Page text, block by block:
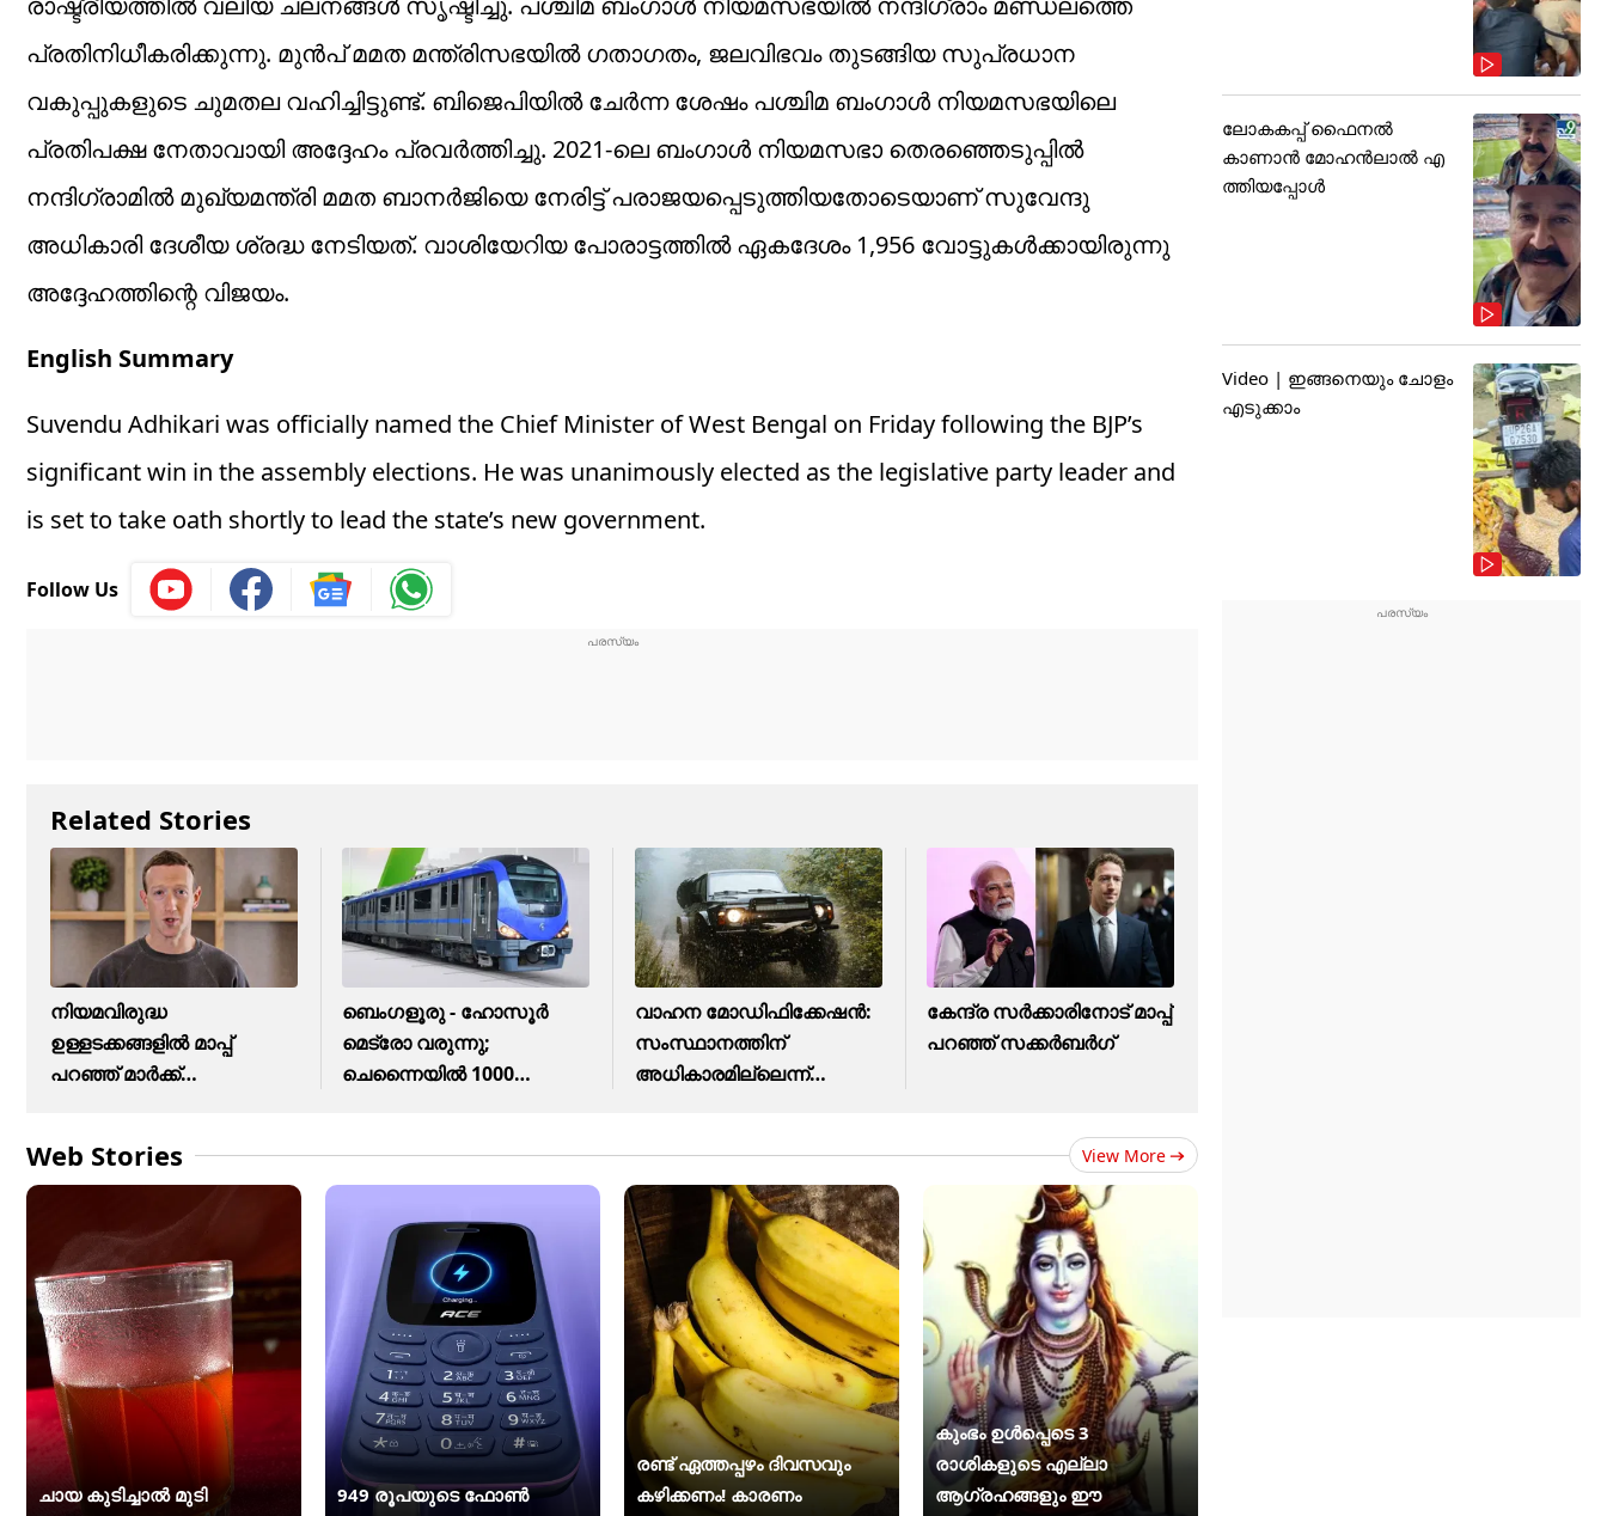
പ്രതിനിധീകരിക്കുന്നു. മുൻപ് മമത മന്ത്രിസഭയിൽ ഗതാഗതം, ജലവിഭവം തുടങ്ങിയ സുപ്രധാന
വകുപ്പുകളുടെ ചുമതല വഹിച്ചിട്ടുണ്ട്. ബിജെപിയിൽ ചേർന്ന ശേഷം പശ്ചിമ ബംഗാൾ നിയമസഭയിലെ
പ്രതിപക്ഷ നേതാവായി അദ്ദേഹം പ്രവർത്തിച്ചു. 2021-ലെ ബംഗാൾ നിയമസഭാ തെരഞ്ഞെടുപ്പിൽ
നന്ദിഗ്രാമിൽ മുഖ്യമന്ത്രി മമത ബാനർജിയെ നേരിട്ട് പരാജയപ്പെടുത്തിയതോടെയാണ് സുവേന്ദു
അധികാരി ദേശീയ ശ്രദ്ധ നേടിയത്. വാശിയേറിയ പോരാട്ടത്തിൽ ഏകദേശം 1,956 വോട്ടുകൾക്കായിരുന്നു
അദ്ദേഹത്തിന്റെ വിജയം.
English Summary
Suvendu Adhikari was officially named the Chief Minister of West Bengal on Friday following the BJP’s
significant win in the assembly elections. He was unanimously elected as the legislative party leader and
is set to take oath shortly to lead the state’s new government.
Follow Us
Related Stories
നിയമവിരുദ്ധ
ഉള്ളടക്കങ്ങളിൽ മാപ്പ്
പറഞ്ഞ് മാർക്ക്
ബെംഗളൂരു - ഹോസൂർ
മെട്രോ വരുന്നു;
ചെന്നൈയിൽ 1000
വാഹന മോഡിഫിക്കേഷൻ:
സംസ്ഥാനത്തിന്
അ‌ധികാരമില്ലെന്ന്
കേന്ദ്ര സർക്കാരിനോട് മാപ്പ്
പറഞ്ഞ് സക്കർബർഗ്
Web Stories View More
ചായ കുടിച്ചാൽ മുടി
949 രൂപയുടെ ഫോൺ
രണ്ട് ഏത്തപ്പഴം ദിവസവും
കഴിക്കണം! കാരണം
കുംഭം ഉൾപ്പെടെ 3
രാശികളുടെ എല്ലാ
ആഗ്രഹങ്ങളും ഈ
ലോകകപ്പ് ഫൈനൽ
കാണാൻ മോഹൻലാൽ എ
ത്തിയപ്പോൾ
Video | ഇങ്ങനെയും ചോളം
എടുക്കാം